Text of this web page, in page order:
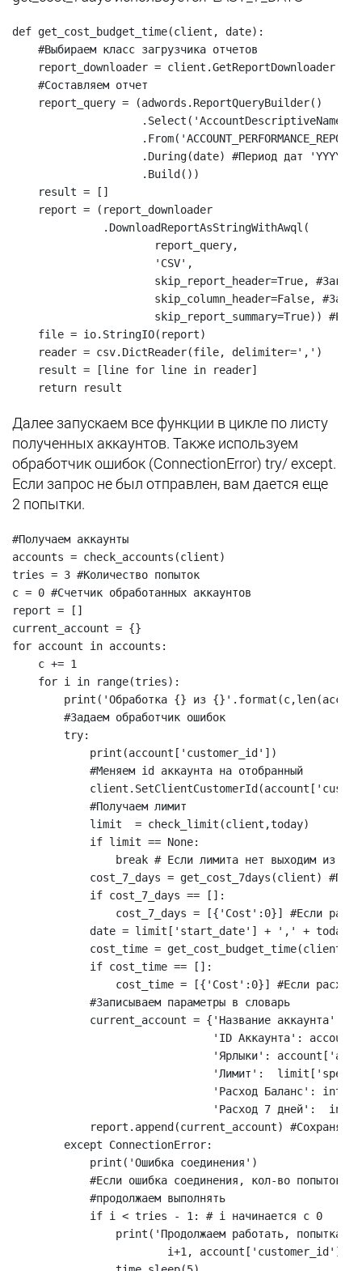
def get_cost_budget_time(client, date):
    #Выбираем класс загрузчика отчетов
report_downloader =
    #Составляем отчет
    report_query = (adwords.ReportQueryBuilder()
.During(date) #Период дат 'YYYY-
                    .Build())
    result = []
    report = (report_downloader
              .DownloadReportAsStringWithAwql(
                      report_query,
                      'CSV',
skip_report_header=True,
skip_column_header=False,
skip_report_summary=True))
    file = io.StringIO(report)
    reader = csv.DictReader(file, delimiter=',')
    result = [line for line in reader]
    return result
Далее запускаем все функции в цикле по листу
полученных аккаунтов. Также используем
обработчик ошибок (ConnectionError) try/ except.
Если запрос не был отправлен, вам дается еще
2 попытки.
#Получаем аккаунты
accounts = check_accounts(client)
tries = 3 #Количество попыток
c = 0 #Счетчик обработанных аккаунтов
report = []
current_account = {}
for account in accounts:
    c += 1
    for i in range(tries):
print('Обработка {} из
        #Задаем обработчик ошибок
        try:
            print(account['customer_id'])
            #Меняем id аккаунта на отобранный
            #Получаем лимит
            limit  = check_limit(client,today)
            if limit == None:
break # Если лимита нет выходим из
cost_7_days = get_cost_7days(client)
            if cost_7_days == []:
cost_7_days = [{'Cost':0}] #Если
date = limit['start_date'] + ',' +
cost_time = get_cost_budget_time(client,
            if cost_time == []:
cost_time = [{'Cost':0}] #Если
            #Записываем параметры в словарь
current_account = {'Название аккаунта':
'ID Аккаунта':
'Ярлыки':
'Лимит':
'Расход Баланс':
'Расход 7 дней':
report.append(current_account) #Сохраняем
        except ConnectionError:
            print('Ошибка соединения')
#Если ошибка соединения, кол-во попыток
            #продолжаем выполнять
            if i < tries - 1: # i начинается с 0
print('Продолжаем работать, попытка
                        i+1, account['customer_id']))